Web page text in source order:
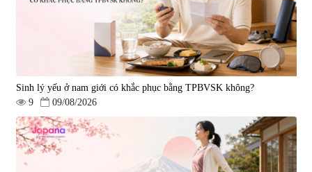
Viên uống bổ gan Ribeto Shoji
Hepaclean 60 viên
Viên uống hỗ trợ cải thiện thoát
vị đĩa đệm Kyoto Has 30 viên
|14.560
Sinh lý yếu ở nam giới có khắc phục bằng TPBVSK không?
9
09/08/2026